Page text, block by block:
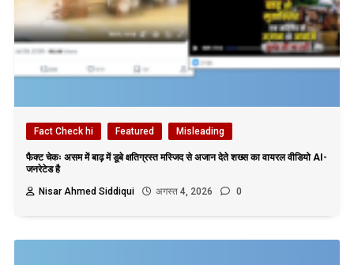
Fact Check hi Featured Misleading
फैक्ट चेकः असम में बाढ़ में डूबे क्षतिग्रस्त मस्जिद से अजान देते शख्स का वायरल वीडियो AI-
जनरेटेड है
Nisar Ahmed Siddiqui
अगस्त 4, 2026 0